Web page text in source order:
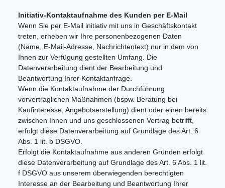
Initiativ-Kontaktaufnahme des Kunden per E-Mail
Wenn Sie per E-Mail initiativ mit uns in Geschäftskontakt
treten, erheben wir Ihre personenbezogenen Daten
(Name, E-Mail-Adresse, Nachrichtentext) nur in dem von
Ihnen zur Verfügung gestellten Umfang. Die
Datenverarbeitung dient der Bearbeitung und
Beantwortung Ihrer Kontaktanfrage.
Wenn die Kontaktaufnahme der Durchführung
vorvertraglichen Maßnahmen (bspw. Beratung bei
Kaufinteresse, Angebotserstellung) dient oder einen bereits
zwischen Ihnen und uns geschlossenen Vertrag betrifft,
erfolgt diese Datenverarbeitung auf Grundlage des Art. 6
Abs. 1 lit. b DSGVO.
Erfolgt die Kontaktaufnahme aus anderen Gründen erfolgt
diese Datenverarbeitung auf Grundlage des Art. 6 Abs. 1 lit.
f DSGVO aus unserem überwiegenden berechtigten
Interesse an der Bearbeitung und Beantwortung Ihrer